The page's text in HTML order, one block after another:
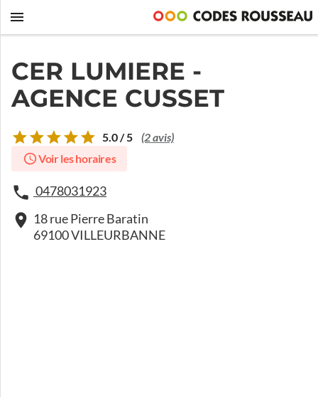
CER LUMIERE -
AGENCE CUSSET
5.0 / 5 (2 avis)
Voir les horaires
0478031923
18 rue Pierre Baratin
69100 VILLEURBANNE